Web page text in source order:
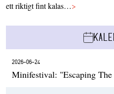
ett riktigt fint kalas…>
2026-06-24
Minifestival: "Escaping